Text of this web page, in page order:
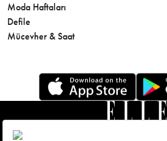
Moda Haftaları
Defile
Mücevher & Saat